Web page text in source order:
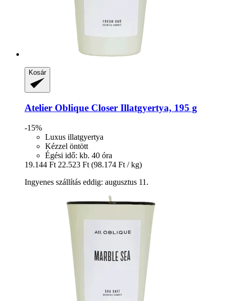
Kosár
Atelier Oblique Closer Illatgyertya, 195 g
-15%
Luxus illatgyertya
Kézzel öntött
Égési idő: kb. 40 óra
19.144 Ft 22.523 Ft (98.174 Ft / kg)
Ingyenes szállítás eddig: augusztus 11.